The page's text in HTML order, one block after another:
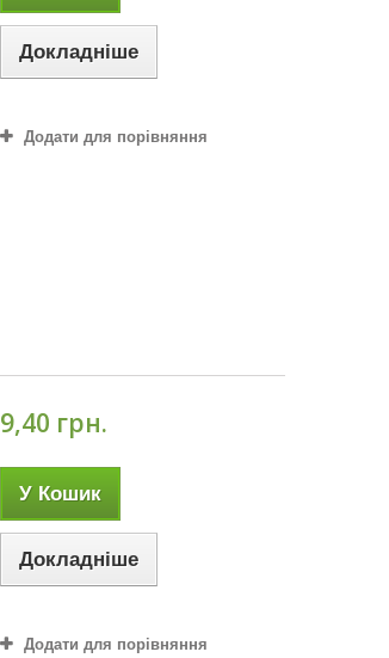
Докладніше
Додати для порівняння
9,40 грн.
У Кошик
Докладніше
Додати для порівняння